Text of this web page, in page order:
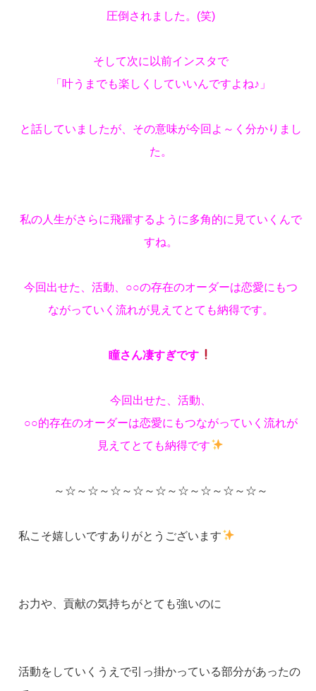
圧倒されました。(笑)
そして次に以前インスタで
「叶うまでも楽しくしていいんですよね♪」
と話していましたが、その意味が今回よ～く分かりまし
た。
私の人生がさらに飛躍するように多角的に見ていくんで
すね。
今回出せた、活動、○○の存在のオーダーは恋愛にもつ
ながっていく流れが見えてとても納得です。
瞳さん凄すぎです
今回出せた、活動、
○○的存在のオーダーは恋愛にもつながっていく流れが
見えてとても納得です
～☆～☆～☆～☆～☆～☆～☆～☆～☆～
私こそ嬉しいですありがとうございます
お力や、貢献の気持ちがとても強いのに
活動をしていくうえで引っ掛かっている部分があったの